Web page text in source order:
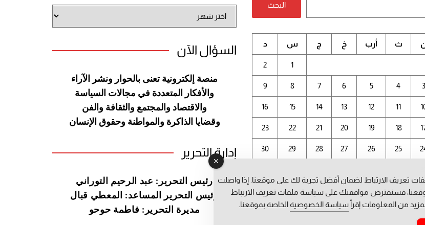
البحث
أغسطس 2026
ث أرب خ ج س د
1
2
3
4
5
6
7
8
9
11
12
13
14
15
16
18
19
20
21
22
23
25
26
27
28
29
30
الموقع
السؤال الآن
منصة إلكترونية تعنى بالحوار ونشر الآراء
والأفكار المتعددة في مجالات السياسة
والاقتصاد والمجتمع والثقافة والفن
وقضايا الذاكرة والمواطنة وحقوق الإنسان
إدارة التحرير
رئيس التحرير: عبد الرحيم التوراني
رئيس التحرير المساعد: المعطي قبال
مديرة التحرير: فاطمة حوحو
تعريف الارتباط لضمان أفضل تجربة لك على موقعنا. إذا واصلت
فسنفترض موافقتك على سياسة ملفات تعريف الارتباط
من المعلومات إقرأ سياسة الخصوصيةالخاصة بموقعنا.